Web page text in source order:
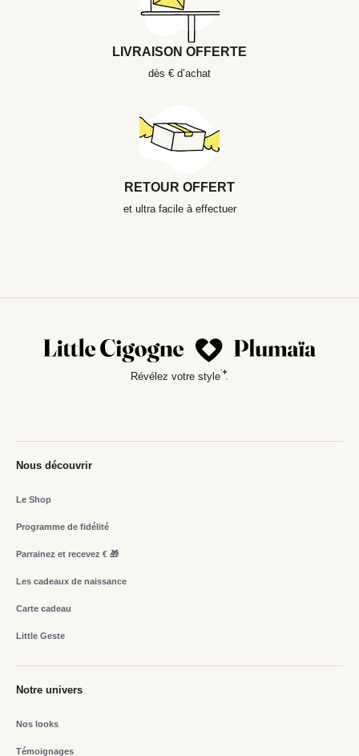
LIVRAISON OFFERTE
dès € d’achat
RETOUR OFFERT
et ultra facile à effectuer
Révélez votre style
Nous découvrir
Le Shop
Programme de fidélité
Parrainez et recevez € 🎁
Les cadeaux de naissance
Carte cadeau
Little Geste
Notre univers
Nos looks
Témoignages